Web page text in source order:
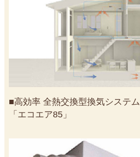
■高効率 全熱交換型換気システム
「エコエア85」